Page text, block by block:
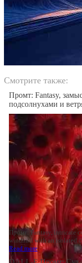
Смотрите также:
Промт: Fantasy,
подсолнухами и
Промт: Fantasy, intricate
windmill with an isolated
Read more